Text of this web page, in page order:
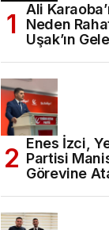
Ali
Neden
Uşak’ın
Enes İzci,
Partisi
Görevine